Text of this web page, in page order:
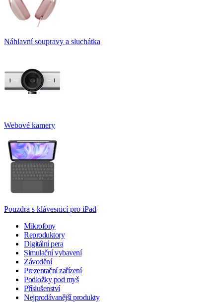
Náhlavní soupravy a sluchátka
Webové kamery
Pouzdra s klávesnicí pro iPad
Mikrofony
Reproduktory
Digitální pera
Simulační vybavení
Závodění
Prezentační zařízení
Podložky pod myš
Příslušenství
Nejprodávanější produkty